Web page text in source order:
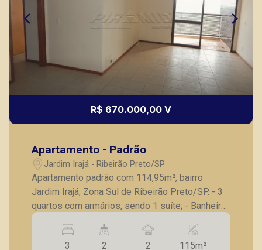
R$ 670.000,00 V
Apartamento - Padrão
Jardim Irajá - Ribeirão Preto/SP
Apartamento padrão com 114,95m², bairro
Jardim Irajá, Zona Sul de Ribeirão Preto/SP. - 3
quartos com armários, sendo 1 suíte; - Banheiro
social; - Sala para 2 ambientes; - Sacada; -
Cozinha planejada; - Área de serviço com
3
2
2
115m²